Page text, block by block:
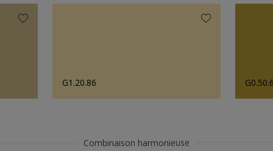
G1.20.86
Combinaison harmonieuse